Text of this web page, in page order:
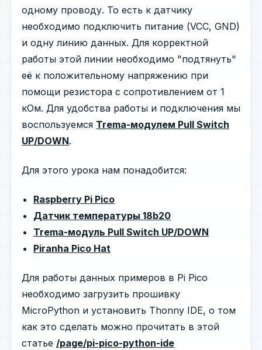
одному проводу. То есть к датчику
необходимо подключить питание (VCC, GND)
и одну линию данных. Для корректной
работы этой линии необходимо "подтянуть"
её к положительному напряжению при
помощи резистора с сопротивлением от 1
кОм. Для удобства работы и подключения мы
воспользуемся Trema-модулем Pull Switch
UP/DOWN.
Для этого урока нам понадобится:
Raspberry Pi Pico
Датчик температуры 18b20
Trema-модуль Pull Switch UP/DOWN
Piranha Pico Hat
Для работы данных примеров в Pi Pico
необходимо загрузить прошивку
MicroPython и установить Thonny IDE, о том
как это сделать можно прочитать в этой
статье /page/pi-pico-python-ide